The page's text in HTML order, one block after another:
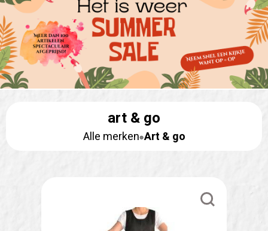
art & go
Alle merken Art & go